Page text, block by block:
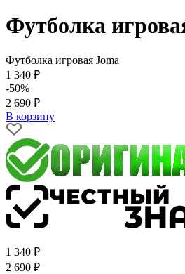
Футболка
Футболка игровая Joma
1 340 ₽
-50%
2 690 ₽
В корзину
1 340 ₽
2 690 ₽